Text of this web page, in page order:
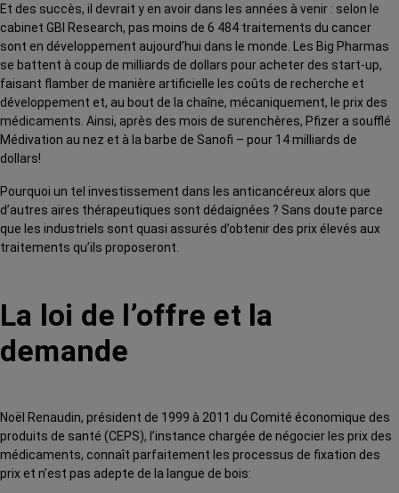
Et des succès, il devrait y en avoir dans les années à venir : selon le
cabinet GBI Research, pas moins de 6 484 traitements du cancer
sont en développement aujourd’hui dans le monde. Les Big Pharmas
se battent à coup de milliards de dollars pour acheter des start-up,
faisant flamber de manière artificielle les coûts de recherche et
développement et, au bout de la chaîne, mécaniquement, le prix des
médicaments. Ainsi, après des mois de surenchères, Pfizer a soufflé
Médivation au nez et à la barbe de Sanofi – pour 14 milliards de
dollars!
Pourquoi un tel investissement dans les anticancéreux alors que
d’autres aires thérapeutiques sont dédaignées ? Sans doute parce
que les industriels sont quasi assurés d’obtenir des prix élevés aux
traitements qu’ils proposeront.
La loi de l’offre et la
demande
Noël Renaudin, président de 1999 à 2011 du Comité économique des
produits de santé (CEPS), l’instance chargée de négocier les prix des
médicaments, connaît parfaitement les processus de fixation des
prix et n’est pas adepte de la langue de bois: